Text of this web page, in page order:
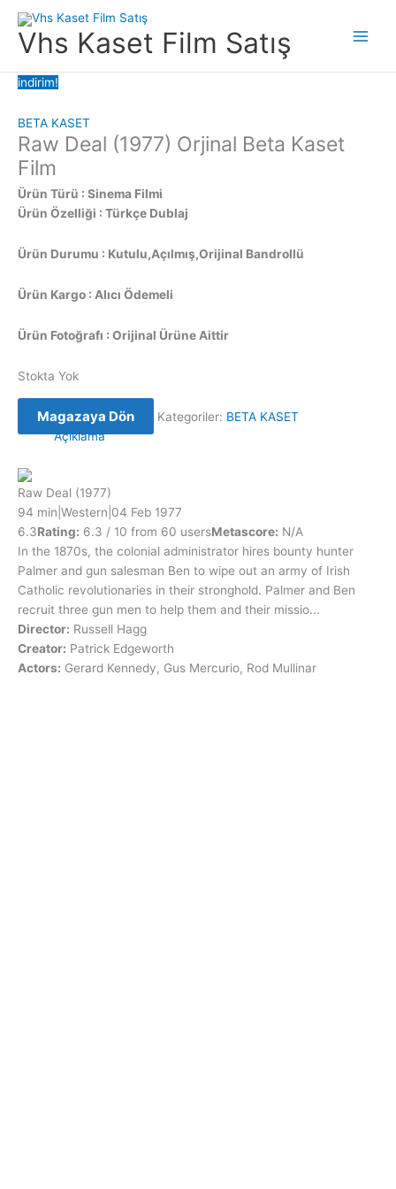
atlaVhs Kaset Film Satış
indirim!
BETA KASET
Raw Deal (1977) Orjinal Beta Kaset
Film
Ürün Türü : Sinema Filmi
Ürün Özelliği : Türkçe Dublaj
Ürün Durumu : Kutulu,Açılmış,Orijinal Bandrollü
Ürün Kargo : Alıcı Ödemeli
Ürün Fotoğrafı : Orijinal Ürüne Aittir
Stokta Yok
Magazaya Dön Kategoriler: BETA KASET
Açıklama
Raw Deal (1977)
94 min Western 04 Feb 1977
6.3Rating: 6.3 / 10 from 60 usersMetascore: N/A
In the 1870s, the colonial administrator hires bounty hunter
Palmer and gun salesman Ben to wipe out an army of Irish
Catholic revolutionaries in their stronghold. Palmer and Ben
recruit three gun men to help them and their missio...
Director: Russell Hagg
Creator: Patrick Edgeworth
Actors: Gerard Kennedy, Gus Mercurio, Rod Mullinar